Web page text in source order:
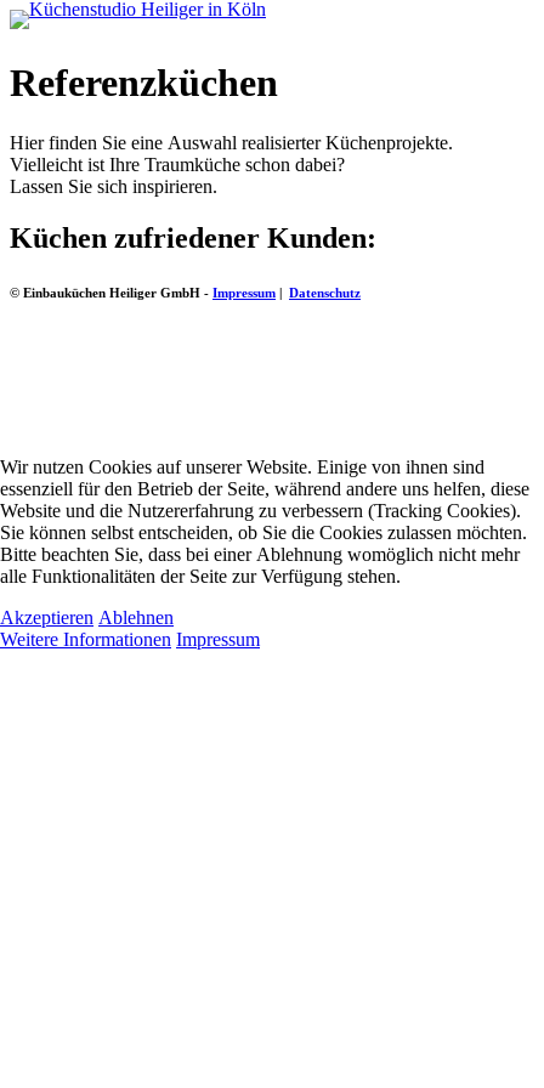
Referenzküchen
Hier finden Sie eine Auswahl realisierter Küchenprojekte.
Vielleicht ist Ihre Traumküche schon dabei?
Lassen Sie sich inspirieren.
Küchen zufriedener Kunden:
© Einbauküchen Heiliger GmbH - Impressum | Datenschutz
Wir nutzen Cookies auf unserer Website. Einige von ihnen sind
essenziell für den Betrieb der Seite, während andere uns helfen, diese
Website und die Nutzererfahrung zu verbessern (Tracking Cookies).
Sie können selbst entscheiden, ob Sie die Cookies zulassen möchten.
Bitte beachten Sie, dass bei einer Ablehnung womöglich nicht mehr
alle Funktionalitäten der Seite zur Verfügung stehen.
Akzeptieren Ablehnen
Weitere Informationen Impressum